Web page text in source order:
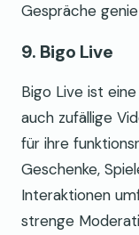
Gespräche
9. Bigo Live
Bigo Live ist
auch zufällige
für ihre
Geschenke,
Interaktionen
strenge